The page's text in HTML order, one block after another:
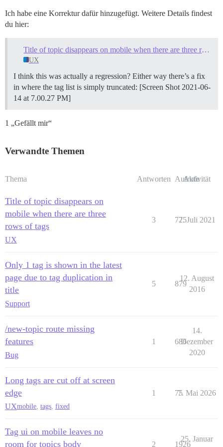
Ich habe eine Korrektur dafür hinzugefügt. Weitere Details findest
du hier:
Title of topic disappears on mobile when there are three rows of tags
UX
I think this was actually a regression? Either way there’s a fix
in where the tag list is simply truncated: [Screen Shot 2021-06-
14 at 7.00.27 PM]
1 „Gefällt mir“
Verwandte Themen
Thema Antworten Aufrufe
Aktivität
Title of topic disappears on
mobile when there are three
rows of tags
UX
3 725
7. Juli 2021
Only 1 tag is shown in the latest
page due to tag duplication in
title
Support
5 879
12. August
2016
/new-topic route missing
features
Bug
1 686
14.
Dezember
2020
Long tags are cut off at screen
edge
UXmobile, tags, fixed
1 75
7. Mai 2026
Tag ui on mobile leaves no
room for topics body
2 1926
25. Januar